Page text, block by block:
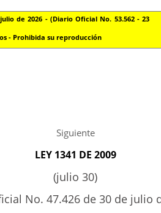
de 2026 - (Diario Oficial No. 53.562 - 23
- Prohibida su reproducción
Siguiente
LEY 1341 DE 2009
(julio 30)
No. 47.426 de 30 de julio